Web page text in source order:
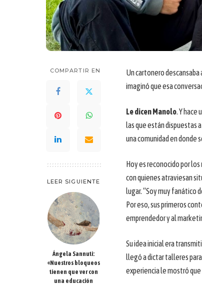
COMPARTIR EN
LEER SIGUIENTE
Ángela Sannuti:
«Nuestros bloqueos
tienen que ver con
una educación
Un cartonero descansaba
imaginó que esa
Le dicen Manolo . Y
las que están dispuestas
una comunidad en donde
Hoy es reconocido por los
con quienes atraviesan
lugar. “Soy muy fanático
Por eso, sus primeros
emprendedor y al
Su idea inicial era
llegó a dictar talleres
experiencia le mostró